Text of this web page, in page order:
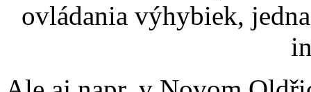
ovládania výhybiek,